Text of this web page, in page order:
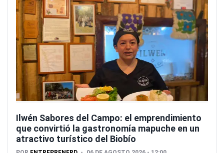
Ilwén Sabores del Campo: el emprendimiento
que convirtió la gastronomía mapuche en un
atractivo turístico del Biobío